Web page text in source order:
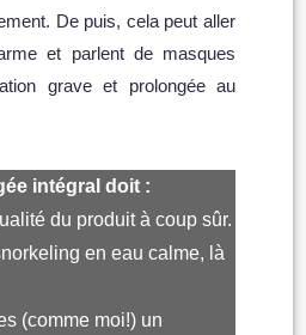
De puis, cela peut aller
et parlent de masques
grave et prolongée au
intégral doit :
du produit à coup sûr.
en eau calme, là
(comme moi!) un